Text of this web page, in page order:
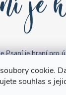
cookie.
souhlas s
Psaní je hraní pro